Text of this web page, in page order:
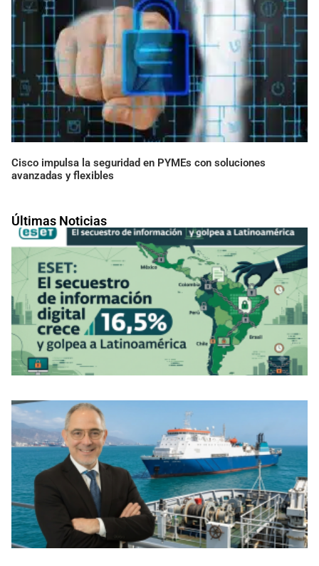
Últimas Noticias
Cisco impulsa la seguridad en PYMEs con soluciones
avanzadas y flexibles